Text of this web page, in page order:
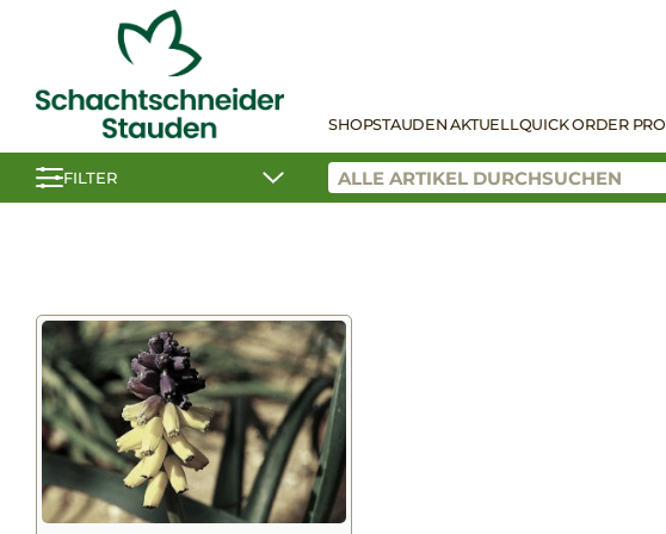
SHOPSTAUDEN AKTUELLQUICK ORDER PRO
FILTER